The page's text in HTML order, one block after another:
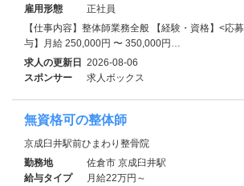
雇用形態
正社員
【仕事内容】整体師業務全般 【経験・資格】<応
与】月給 250,000円 〜 350,000円…
求人の更新日 2026-08-06
スポンサー
求人ボックス
無資格可の整体師
京成臼井駅前ひまわり整骨院
勤務地
佐倉市 京成臼井駅
給与タイプ
月給22万円～